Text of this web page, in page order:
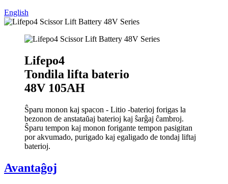
English
Lifepo4
Tondila lifta baterio
48V 105AH
Ŝparu monon kaj spacon - Litio -baterioj forigas la
bezonon de anstataŭaj baterioj kaj ŝarĝaj ĉambroj.
Ŝparu tempon kaj monon forigante tempon pasigitan
por akvumado, purigado kaj egaligado de tondaj liftaj
baterioj.
Avantaĝoj